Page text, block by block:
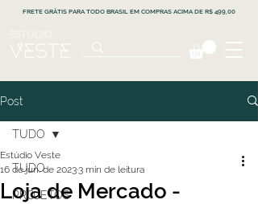
FRETE GRÁTIS PARA TODO BRASIL EM COMPRAS ACIMA DE R$ 499,00
Post
TUDO
PROJETOS
TUDO
Loja de Mercado -
Estúdio Veste
16 de jun. de 20233 min de leitura